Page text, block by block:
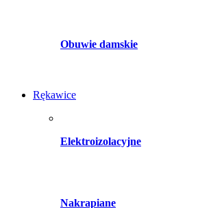
Obuwie damskie
Rękawice
Elektroizolacyjne
Nakrapiane